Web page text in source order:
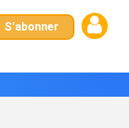
S'abonner